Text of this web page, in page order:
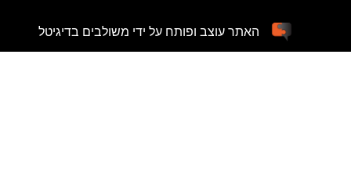
האתר עוצב ופותח על ידי משולבים בדיגיטל